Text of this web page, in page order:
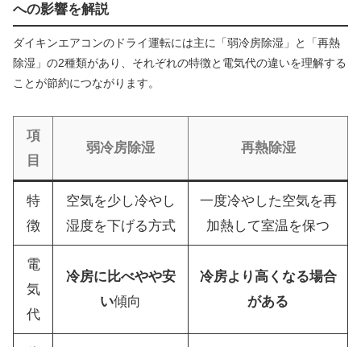
への影響を解説
ダイキンエアコンのドライ運転には主に「弱冷房除湿」と「再熱
除湿」の2種類があり、それぞれの特徴と電気代の違いを理解する
ことが節約につながります。
項
目
弱冷房除湿 再熱除湿
特
徴
空気を少し冷やし
湿度を下げる方式
一度冷やした空気を再
加熱して室温を保つ
電
気
代
冷房に比べやや安
い傾向
冷房より高くなる場合
がある